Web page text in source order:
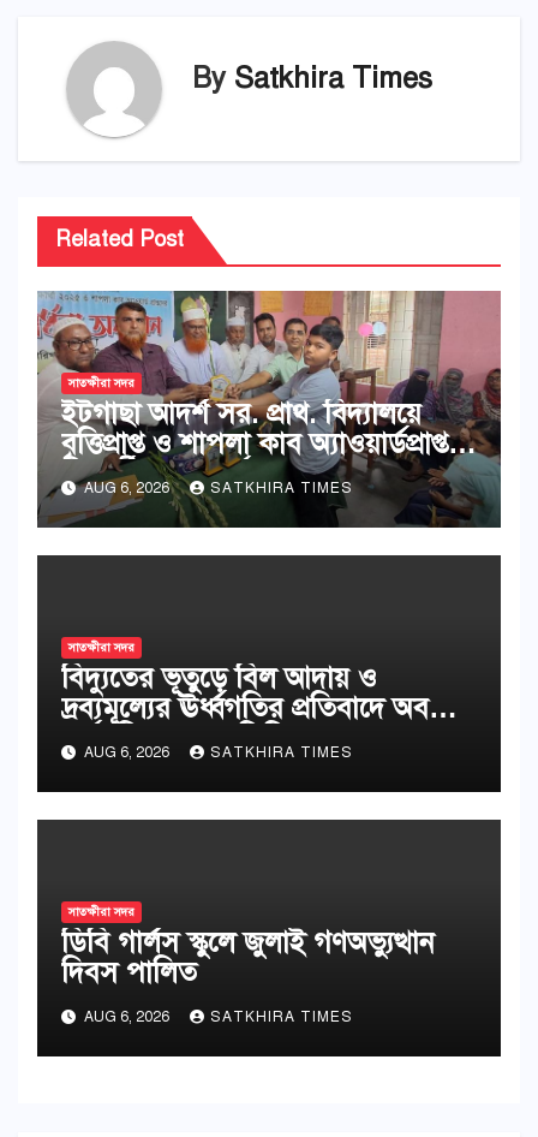
By Satkhira Times
Related Post
সাতক্ষীরা সদর
ইটগাছা আদর্শ সর. প্রাথ. বিদ্যালয়ে
বৃত্তিপ্রাপ্ত ও শাপলা কাব অ্যাওয়ার্ডপ্রাপ্ত
শিক্ষার্থীদের সংবর্ধনা
AUG 6, 2026 SATKHIRA TIMES
সাতক্ষীরা সদর
বিদ্যুতের ভূতুড়ে বিল আদায় ও
দ্রব্যমূল্যের ঊর্ধ্বগতির প্রতিবাদে অবস্থান
কর্মসূচি ও স্মারকলিপি
AUG 6, 2026 SATKHIRA TIMES
সাতক্ষীরা সদর
ডিবি গার্লস স্কুলে জুলাই গণঅভ্যুত্থান
দিবস পালিত
AUG 6, 2026 SATKHIRA TIMES